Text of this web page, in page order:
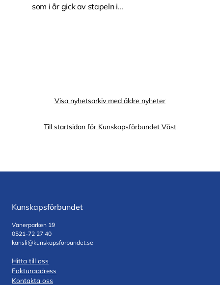
som i år gick av stapeln i...
Visa nyhetsarkiv med äldre nyheter
Till startsidan för Kunskapsförbundet Väst
Kunskapsförbundet
Vänerparken 19
0521-72 27 40
kansli@kunskapsforbundet.se
Hitta till oss
Fakturaadress
Kontakta oss